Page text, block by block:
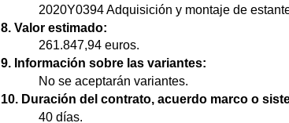
2020Y0394 Adquisición y montaje de
8. Valor estimado:
261.847,94 euros.
9. Información sobre las variantes:
No se aceptarán variantes.
10. Duración del contrato, acuerdo marco o
40 días.